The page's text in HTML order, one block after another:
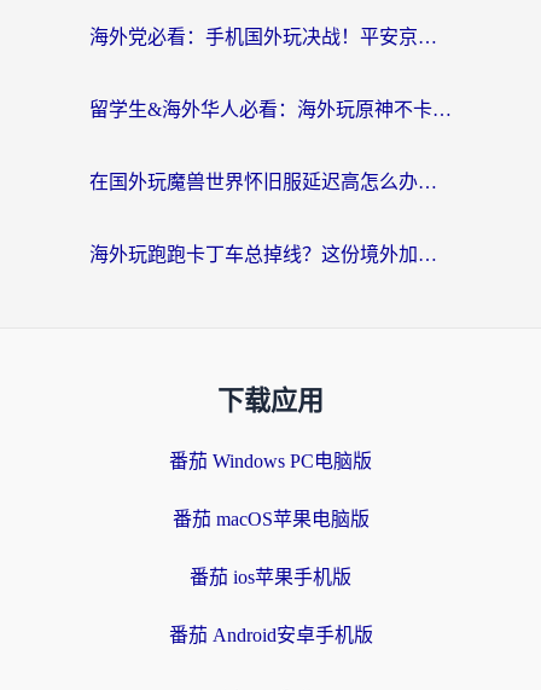
海外党必看：手机国外玩决战！平安京加速器推荐——解决延迟卡顿的终极方案
留学生&海外华人必看：海外玩原神不卡顿的秘密——原神加速器选择与使用全攻略
在国外玩魔兽世界怀旧服延迟高怎么办？老玩家亲测有效的加速器选择指南
海外玩跑跑卡丁车总掉线？这份境外加速指南帮你零延迟漂移！
下载应用
番茄 Windows PC电脑版
番茄 macOS苹果电脑版
番茄 ios苹果手机版
番茄 Android安卓手机版